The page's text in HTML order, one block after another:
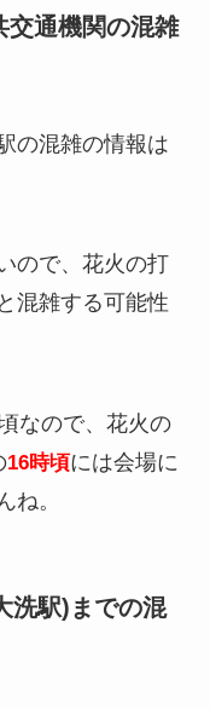
交通機関の混雑
の混雑の情報は
ので、花火の打
混雑する可能性
なので、花火の
16時頃には会場に
ね。
洗駅)までの混